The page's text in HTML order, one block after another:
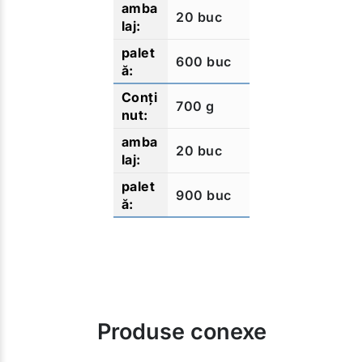
20 buc
600 buc
700 g
20 buc
900 buc
Produse conexe